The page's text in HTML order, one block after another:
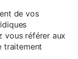
de vos
vous référer aux
traitement